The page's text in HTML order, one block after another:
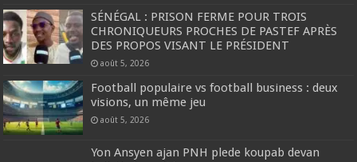
SÉNÉGAL : PRISON FERME POUR TROIS
CHRONIQUEURS PROCHES DE PASTEF APRÈS
DES PROPOS VISANT LE PRÉSIDENT
août 5, 2026
Football populaire vs football business : deux
visions, un même jeu
août 5, 2026
Yon Ansyen ajan PNH plede koupab devan